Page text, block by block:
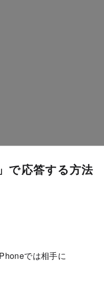
で応答する方法
では相手に